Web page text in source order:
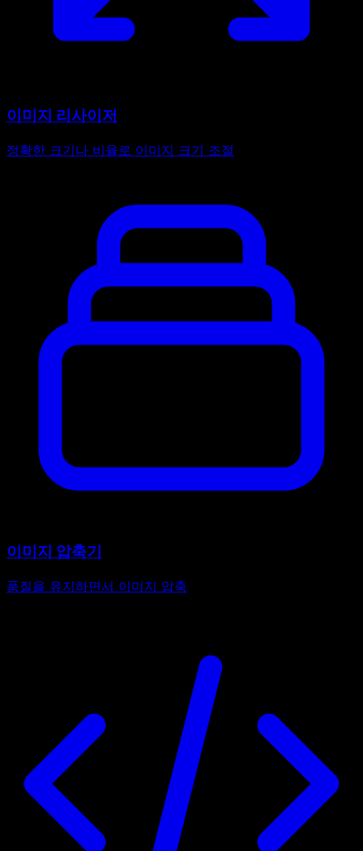
이미지 리사이저
정확한 크기나 비율로 이미지 크기 조절
이미지 압축기
품질을 유지하면서 이미지 압축